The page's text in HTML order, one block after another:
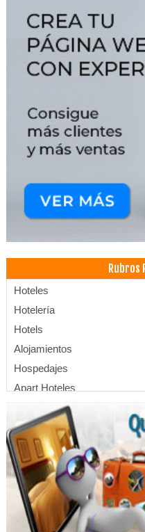
Rubros
Hoteles
Hotelería
Hotels
Alojamientos
Hospedajes
Apart Hoteles